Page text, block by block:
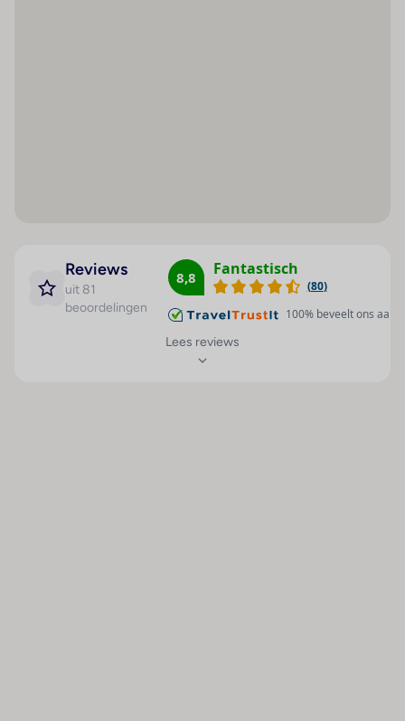
Handdesinfectiemiddelen
voor gasten
Reviews
uit 81
beoordelingen
8,8 Fantastisch
(80)
100% beveelt ons aan
Lees reviews